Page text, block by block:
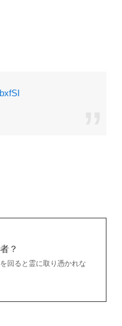
？
回ると霊に取り憑かれな